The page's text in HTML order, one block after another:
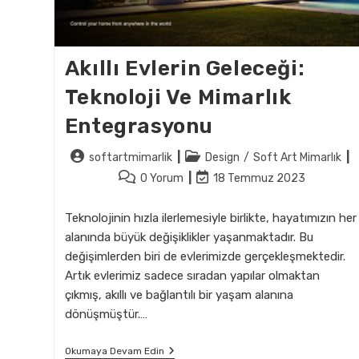
Akıllı Evlerin Geleceği:
Teknoloji Ve Mimarlık
Entegrasyonu
Postsoftartmimarlik
Post
category:
Design / Soft Art Mimarlık
Post0 Yorum
Post
modified:
18 Temmuz 2023
Teknolojinin hızla ilerlemesiyle birlikte, hayatımızın her
alanında büyük değişiklikler yaşanmaktadır. Bu
değişimlerden biri de evlerimizde gerçekleşmektedir.
Artık evlerimiz sadece sıradan yapılar olmaktan
çıkmış, akıllı ve bağlantılı bir yaşam alanına
dönüşmüştür.…
Okumaya Devam EdinAkıllı